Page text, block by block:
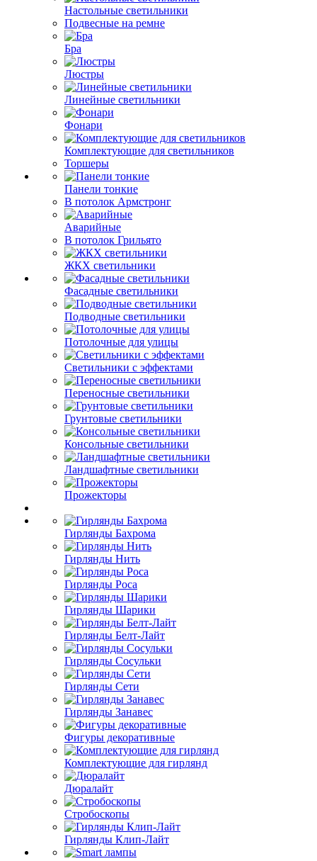
Настольные светильники
Подвесные на ремне
Бра
Люстры
Линейные светильники
Фонари
Комплектующие для светильников
Торшеры
Панели тонкие
В потолок Армстронг
Аварийные
В потолок Грильято
ЖКХ светильники
Фасадные светильники
Подводные светильники
Потолочные для улицы
Светильники с эффектами
Переносные светильники
Грунтовые светильники
Консольные светильники
Ландшафтные светильники
Прожекторы
Гирлянды Бахрома
Гирлянды Нить
Гирлянды Роса
Гирлянды Шарики
Гирлянды Белт-Лайт
Гирлянды Сосульки
Гирлянды Сети
Гирлянды Занавес
Фигуры декоративные
Комплектующие для гирлянд
Дюралайт
Стробоскопы
Гирлянды Клип-Лайт